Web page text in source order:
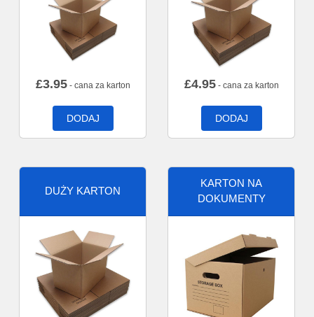
£3.95- cana za karton
DODAJ
£4.95- cana za karton
DODAJ
DUŻY KARTON
KARTON NA
DOKUMENTY